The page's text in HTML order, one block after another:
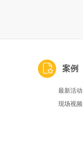
案例
最新活动
现场视频